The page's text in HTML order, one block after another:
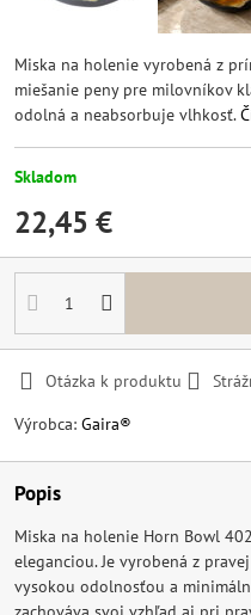
Miska na holenie vyrobená z
miešanie peny pre milovníkov
odolná a neabsorbuje vlhkosť.
Skladom
22,45 €
Otázka k produktu
Výrobca: Gaira®
Popis
Miska na holenie Horn Bowl
eleganciou. Je vyrobená z
vysokou odolnosťou a